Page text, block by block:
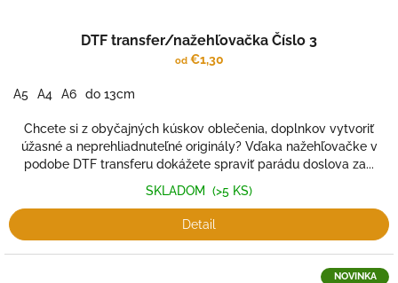
DTF transfer/nažehľovačka Číslo 3
od€1,30
A5 A4 A6 do 13cm
Chcete si z obyčajných kúskov oblečenia, doplnkov vytvoriť
úžasné a neprehliadnuteľné originály? Vďaka nažehľovačke v
podobe DTF transferu dokážete spraviť parádu doslova za...
SKLADOM (>5 KS)
Detail
NOVINKA